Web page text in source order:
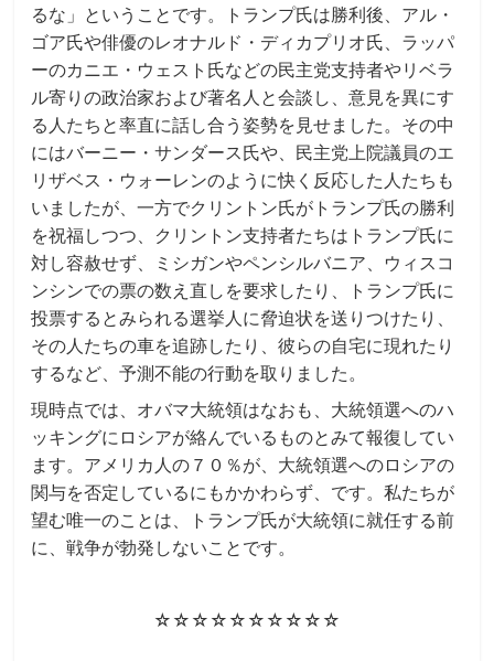
るな」ということです。トランプ氏は勝利後、アル・
ゴア氏や俳優のレオナルド・ディカプリオ氏、ラッパ
ーのカニエ・ウェスト氏などの民主党支持者やリベラ
ル寄りの政治家および著名人と会談し、意見を異にす
る人たちと率直に話し合う姿勢を見せました。その中
にはバーニー・サンダース氏や、民主党上院議員のエ
リザベス・ウォーレンのように快く反応した人たちも
いましたが、一方でクリントン氏がトランプ氏の勝利
を祝福しつつ、クリントン支持者たちはトランプ氏に
対し容赦せず、ミシガンやペンシルバニア、ウィスコ
ンシンでの票の数え直しを要求したり、トランプ氏に
投票するとみられる選挙人に脅迫状を送りつけたり、
その人たちの車を追跡したり、彼らの自宅に現れたり
するなど、予測不能の行動を取りました。
現時点では、オバマ大統領はなおも、大統領選へのハ
ッキングにロシアが絡んでいるものとみて報復してい
ます。アメリカ人の７０％が、大統領選へのロシアの
関与を否定しているにもかかわらず、です。私たちが
望む唯一のことは、トランプ氏が大統領に就任する前
に、戦争が勃発しないことです。
☆☆☆☆☆☆☆☆☆☆